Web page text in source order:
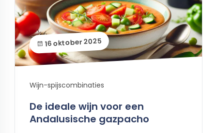
16 oktober 2025
Wijn-spijscombinaties
De ideale wijn voor een
Andalusische gazpacho